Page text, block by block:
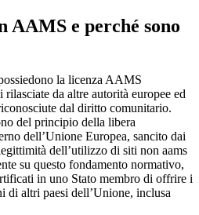
AAMS e perché sono
la licenza AAMS
da altre autorità europee ed
dal diritto comunitario.
del principio della libera
dell’Unione Europea, sancito dai
dell’utilizzo di siti non aams
su questo fondamento normativo,
in uno Stato membro di offrire i
di altri paesi dell’Unione, inclusa